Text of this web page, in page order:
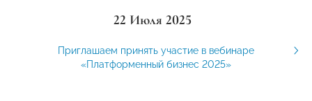
22 Июля 2025
Приглашаем принять участие в вебинаре
«Платформенный бизнес 2025»